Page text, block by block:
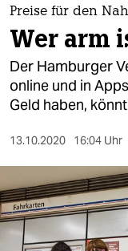
themen
politik
öko
sport
berlin
Preise für den
Wer arm
Der Hamburger
online und in
Geld haben,
13.10.2020 16:04 Uhr